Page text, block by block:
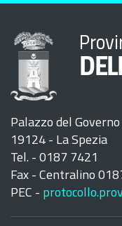
Palazzo del
19124 - La Spezia
Tel. - 0187 7421
Fax - Centralino
PEC -